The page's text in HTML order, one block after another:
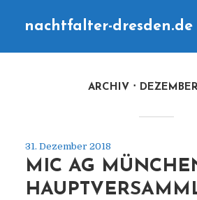
nachtfalter-dresden.de
ARCHIV
31. Dezember 2018
MIC AG